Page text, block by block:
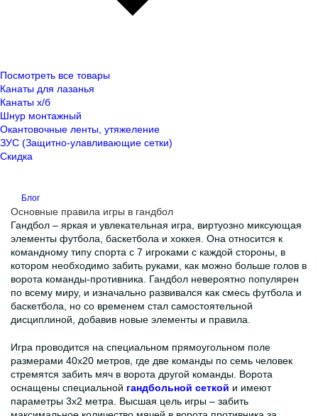
Посмотреть все товары
Канаты для лазанья
Канаты х/б
Шнур монтажный
Окантовочные ленты, утяжеление
ЗУС (Защитно-улавливающие сетки)
Скидка
Блог
Основные правила игры в гандбол
Гандбол – яркая и увлекательная игра, виртуозно миксующая
элементы футбола, баскетбола и хоккея. Она относится к
командному типу спорта с 7 игроками с каждой стороны, в
котором необходимо забить руками, как можно больше голов в
ворота команды-противника. Гандбол невероятно популярен
по всему миру, и изначально развивался как смесь футбола и
баскетбола, но со временем стал самостоятельной
дисциплиной, добавив новые элементы и правила.
Игра проводится на специальном прямоугольном поле
размерами 40х20 метров, где две команды по семь человек
стремятся забить мяч в ворота другой команды. Ворота
оснащены специальной гандбольной сеткой и имеют
параметры 3х2 метра. Высшая цель игры – забить